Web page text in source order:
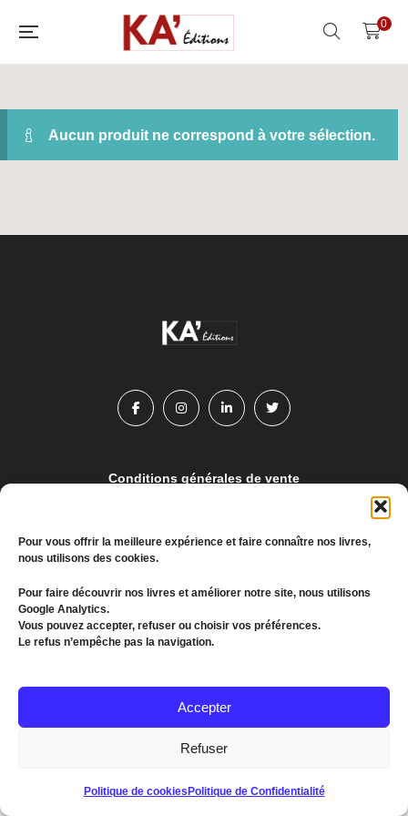
Pour vous offrir la meilleure expérience et faire connaître nos livres,
nous utilisons des cookies.
Pour faire découvrir nos livres et améliorer notre site, nous utilisons
Google Analytics.
Vous pouvez accepter, refuser ou choisir vos préférences.
Le refus n’empêche pas la navigation.
Accepter
Refuser
Politique de cookies Politique de Confidentialité
0
Aucun produit ne correspond à votre sélection.
Conditions générales de vente
© 2022 MEDDKOL. All Rights Reserved
(+216) 26 655 193
communication@kagroupe.com